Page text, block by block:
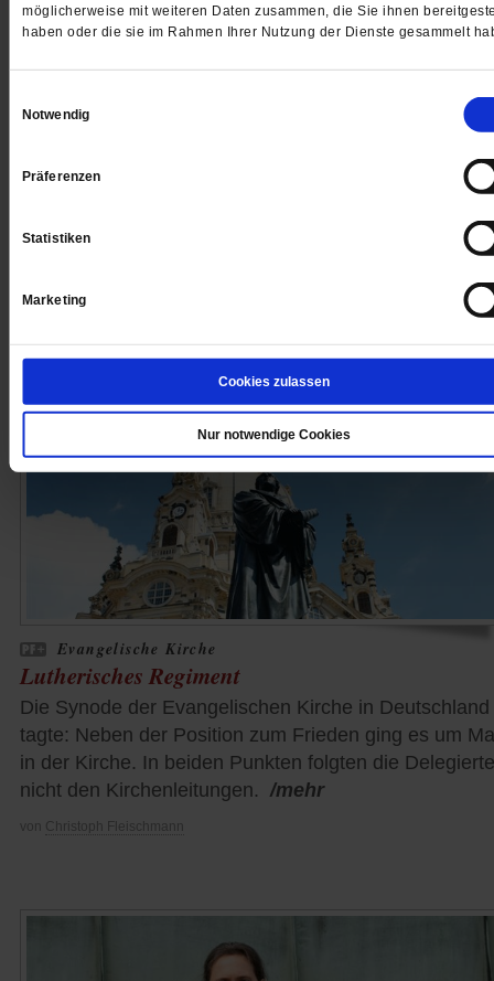
möglicherweise mit weiteren Daten zusammen, die Sie ihnen
haben oder die sie im Rahmen Ihrer Nutzung der Dienste gesammelt
Notwendig
Präferenzen
Statistiken
Marketing
Cookies zulassen
Nur notwendige Cookies
Mitte-Studie 2025
Rechtsdrall, Rechtsruck oder zurück zur Mitte?
rechtes Weltbild als noch vor zwei Jahren. Doch jeder
antidemokratische Einstellungen, so die aktuelle
Evangelische Kirche
Lutherisches Regiment
Die Synode der Evangelischen Kirche in Deutschland
tagte: Neben der Position zum Frieden ging es um
in der Kirche. In beiden Punkten folgten die
nicht den Kirchenleitungen. /mehr
von Christoph Fleischmann